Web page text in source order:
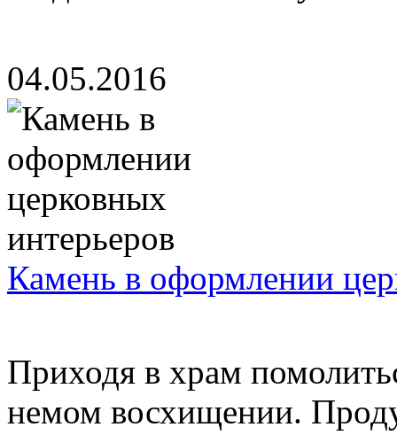
04.05.2016
Камень в оформлении
Приходя в храм
немом восхищении.